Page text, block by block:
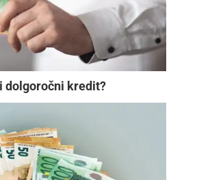
dolgoročni kredit?